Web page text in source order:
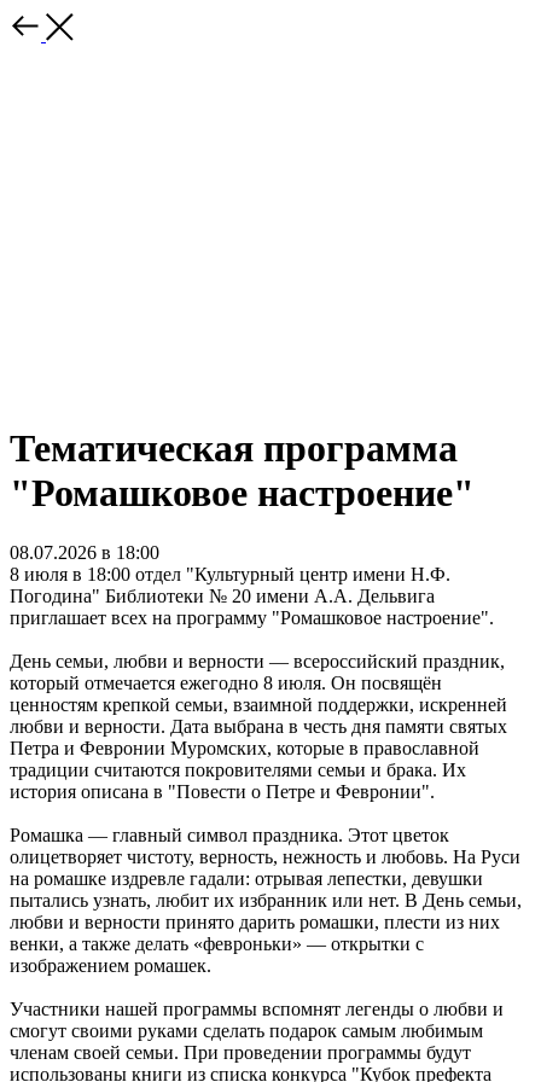
Тематическая программа
"Ромашковое настроение"
08.07.2026 в 18:00
8 июля в 18:00 отдел "Культурный центр имени Н.Ф.
Погодина" Библиотеки № 20 имени А.А. Дельвига
приглашает всех на программу "Ромашковое настроение".
День семьи, любви и верности — всероссийский праздник,
который отмечается ежегодно 8 июля. Он посвящён
ценностям крепкой семьи, взаимной поддержки, искренней
любви и верности. Дата выбрана в честь дня памяти святых
Петра и Февронии Муромских, которые в православной
традиции считаются покровителями семьи и брака. Их
история описана в "Повести о Петре и Февронии".
Ромашка — главный символ праздника. Этот цветок
олицетворяет чистоту, верность, нежность и любовь. На Руси
на ромашке издревле гадали: отрывая лепестки, девушки
пытались узнать, любит их избранник или нет. В День семьи,
любви и верности принято дарить ромашки, плести из них
венки, а также делать «февроньки» — открытки с
изображением ромашек.
Участники нашей программы вспомнят легенды о любви и
смогут своими руками сделать подарок самым любимым
членам своей семьи. При проведении программы будут
использованы книги из списка конкурса "Кубок префекта